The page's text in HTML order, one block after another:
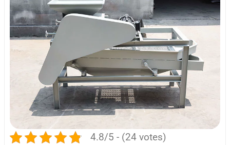
4.8/5 - (24 votes)